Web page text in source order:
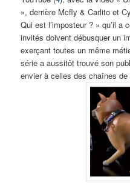
», derrière Mcfly & Carlito et
Qui est l’imposteur ? » qu’il a
invités doivent débusquer un
exerçant toutes un même
série a aussitôt trouvé son
envier à celles des chaînes